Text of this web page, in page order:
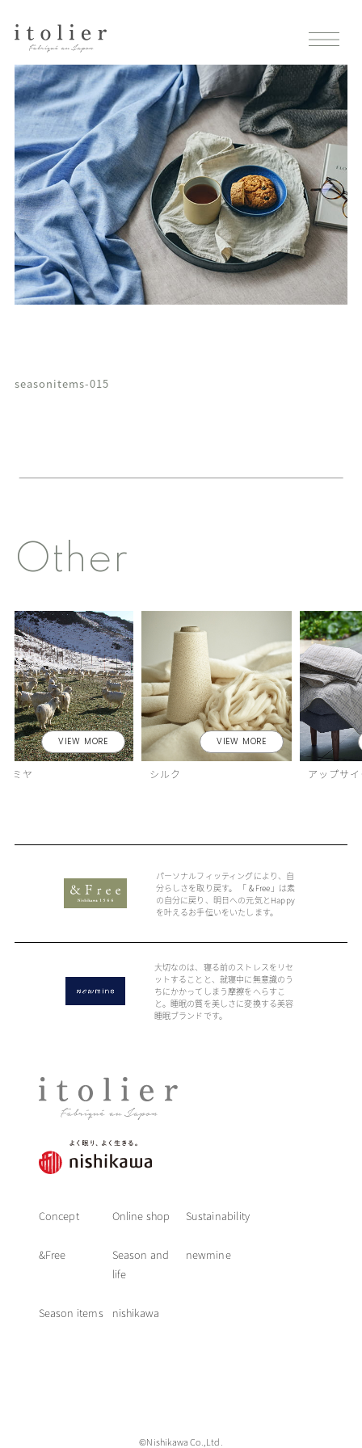
seasonitems-015
Other
VIEW MORE
ミヤ
VIEW MORE
シルク アップサ
パーソナルフィッティングにより、自
分らしさを取り戻す。 「＆Free」は素
の自分に戻り、明日への元気とHappy
を叶えるお手伝いをいたします。
大切なのは、寝る前のストレスをリセ
ットすることと、就寝中に無意識のう
ちにかかってしまう摩擦をへらすこ
と。睡眠の質を美しさに変換する美容
睡眠ブランドです。
Concept Online shop Sustainability
&Free
Season and
life
newmine
Season items nishikawa
©Nishikawa Co.,Ltd.